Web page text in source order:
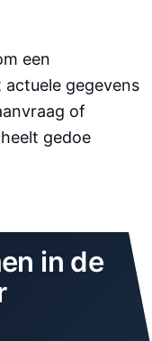
een
gegevens
of
gedoe
in de